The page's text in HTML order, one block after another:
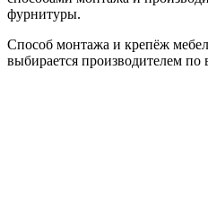
фурнитуры.
Способ монтажа и крепёж
выбирается производителем